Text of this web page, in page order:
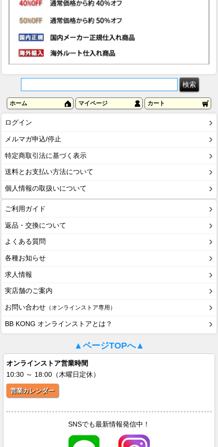
ホーム マイページ カート
ログイン
メルマガ申込/停止
特定商取引法に基づく表示
送料とお支払い方法について
個人情報の取扱いについて
ご利用ガイド
返品・交換について
よくある質問
各種お知らせ
求人情報
実店舗のご案内
お問い合わせ （オンラインストア専用）
BB KONG オンラインストアとは？
▲ページTOPへ▲
オンラインストア営業時間
10:30 ～ 18:00（木曜日定休）
営業カレンダー
SNSでも最新情報発信中！